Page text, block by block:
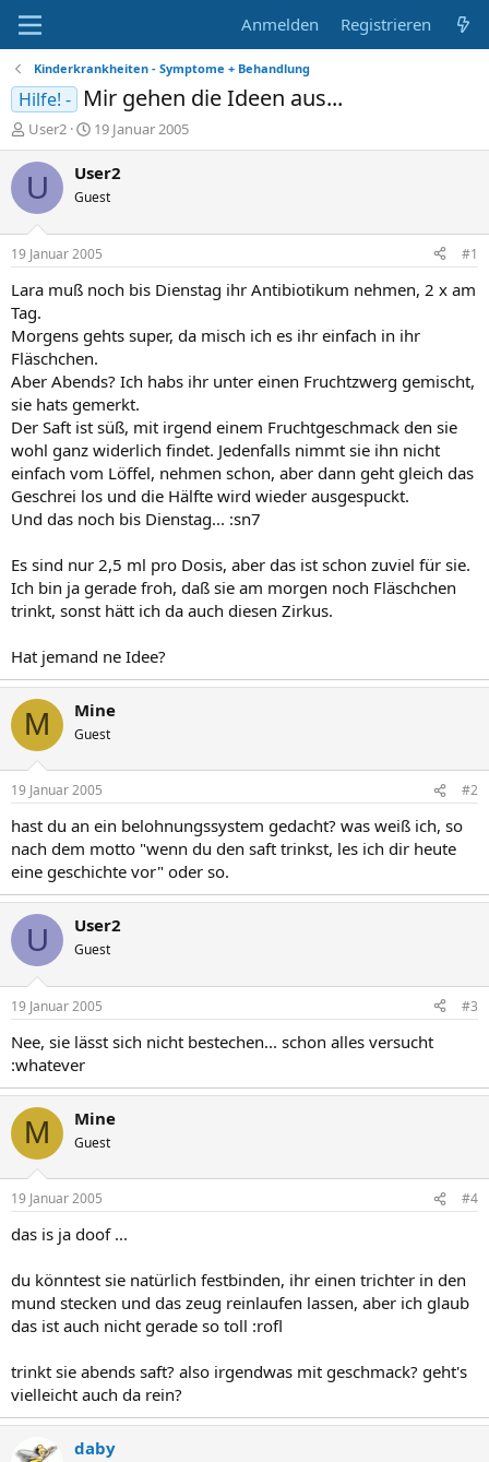
Anmelden Registrieren
Kinderkrankheiten - Symptome + Behandlung
Hilfe! - Mir gehen die Ideen aus...
E
r
s
e
r
User2
E
r
s
e
l
t
a
19 Januar 2005
U User2
Guest
19 Januar 2005 #1
Lara muß noch bis Dienstag ihr Antibiotikum nehmen, 2 x am
Tag.
Morgens gehts super, da misch ich es ihr einfach in ihr
Fläschchen.
Aber Abends? Ich habs ihr unter einen Fruchtzwerg gemischt,
sie hats gemerkt.
Der Saft ist süß, mit irgend einem Fruchtgeschmack den sie
wohl ganz widerlich findet. Jedenfalls nimmt sie ihn nicht
einfach vom Löffel, nehmen schon, aber dann geht gleich das
Geschrei los und die Hälfte wird wieder ausgespuckt.
Und das noch bis Dienstag... :sn7
Es sind nur 2,5 ml pro Dosis, aber das ist schon zuviel für sie.
Ich bin ja gerade froh, daß sie am morgen noch Fläschchen
trinkt, sonst hätt ich da auch diesen Zirkus.
Hat jemand ne Idee?
M Mine
Guest
19 Januar 2005 #2
hast du an ein belohnungssystem gedacht? was weiß ich, so
nach dem motto "wenn du den saft trinkst, les ich dir heute
eine geschichte vor" oder so.
U User2
Guest
19 Januar 2005 #3
Nee, sie lässt sich nicht bestechen... schon alles versucht
:whatever
M Mine
Guest
19 Januar 2005 #4
das is ja doof ...
du könntest sie natürlich festbinden, ihr einen trichter in den
mund stecken und das zeug reinlaufen lassen, aber ich glaub
das ist auch nicht gerade so toll :rofl
trinkt sie abends saft? also irgendwas mit geschmack? geht's
vielleicht auch da rein?
daby